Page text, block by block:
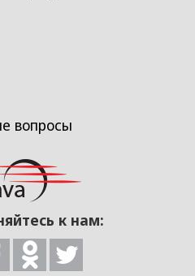
вопросы
к нам: